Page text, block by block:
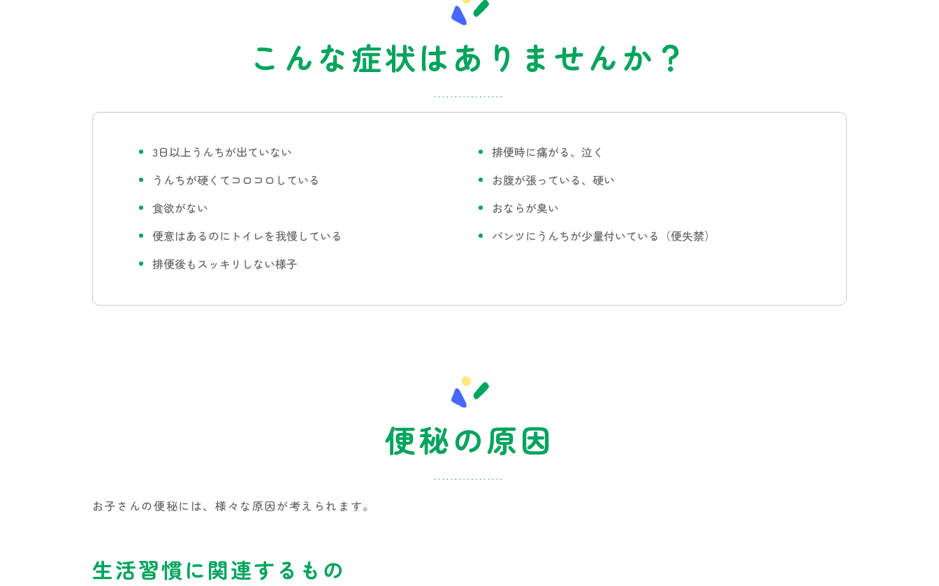
こんな症状はありませんか？
3日以上うんちが出ていない
排便時に痛がる、泣く
うんちが硬くてコロコロしている
お腹が張っている、硬い
食欲がない
おならが臭い
便意はあるのにトイレを我慢している
パンツにうんちが少量付いている（便失禁）
排便後もスッキリしない様子
便秘の原因
お子さんの便秘には、様々な原因が考えられます。
生活習慣に関連するもの